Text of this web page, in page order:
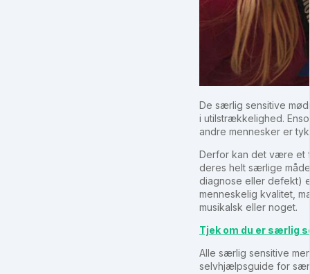
De særlig sensitive
i utilstrækkelighed.
andre mennesker er
Derfor kan det være et
deres helt særlige
diagnose eller defekt)
menneskelig kvalitet,
musikalsk eller noget.
Tjek om du er særlig
Alle særlig sensitive
selvhjælpsguide for